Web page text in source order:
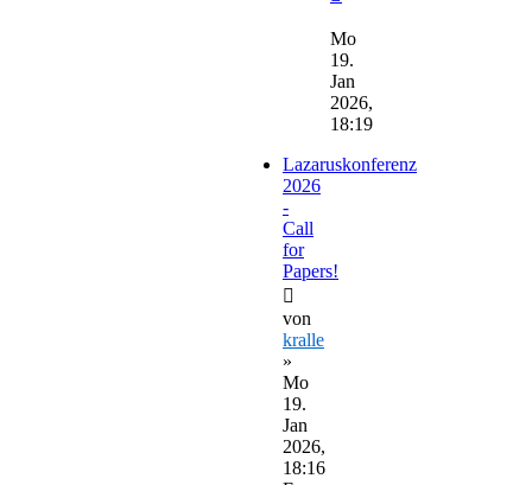
Beitrag
Mo
19.
Jan
2026,
18:19
Lazaruskonferenz
2026
-
Call
for
Papers!
von
kralle
»
Mo
19.
Jan
2026,
18:16